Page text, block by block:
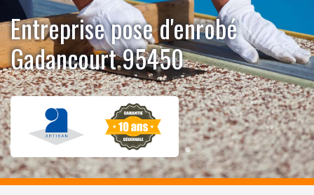
Entreprise pose d'enrobé
Gadancourt 95450